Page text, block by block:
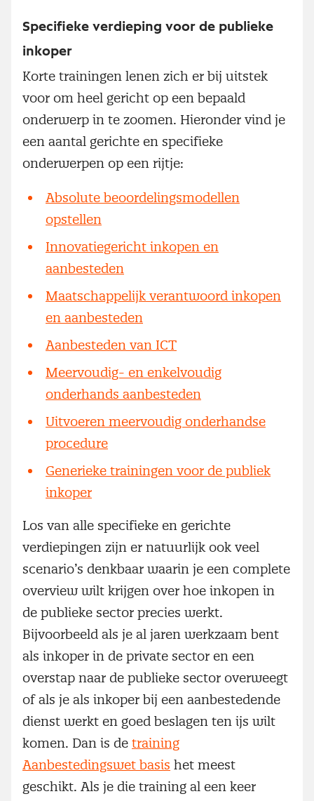
Specifieke verdieping voor de publieke
inkoper
Korte trainingen lenen zich er bij uitstek
voor om heel gericht op een bepaald
onderwerp in te zoomen. Hieronder vind je
een aantal gerichte en specifieke
onderwerpen op een rijtje:
Absolute beoordelingsmodellen
opstellen
Innovatiegericht inkopen en
aanbesteden
Maatschappelijk verantwoord inkopen
en aanbesteden
Aanbesteden van ICT
Meervoudig- en enkelvoudig
onderhands aanbesteden
Uitvoeren meervoudig onderhandse
procedure
Generieke trainingen voor de publiek
inkoper
Los van alle specifieke en gerichte
verdiepingen zijn er natuurlijk ook veel
scenario’s denkbaar waarin je een complete
overview wilt krijgen over hoe inkopen in
de publieke sector precies werkt.
Bijvoorbeeld als je al jaren werkzaam bent
als inkoper in de private sector en een
overstap naar de publieke sector overweegt
of als je als inkoper bij een aanbestedende
dienst werkt en goed beslagen ten ijs wilt
komen. Dan is de training
Aanbestedingswet basis het meest
geschikt. Als je die training al een keer